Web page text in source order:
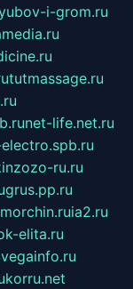
i-grom.ru
tutmassage.ru
net-life.net.ru
ru.ru
ia2.ru
elita.ru
korru.net